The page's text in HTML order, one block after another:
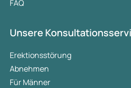
FAQ
Unsere
Erektionsstörung
Abnehmen
Für Männer